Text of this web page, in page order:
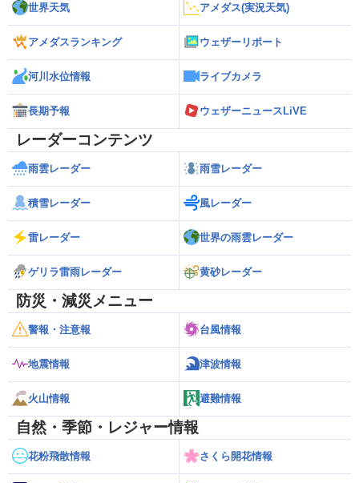
世界天気 アメダス(実況天気)
アメダスランキング ウェザーリポート
河川水位情報 ライブカメラ
長期予報 ウェザーニュースLiVE
レーダーコンテンツ
雨雲レーダー 雨雪レーダー
積雪レーダー 風レーダー
雷レーダー 世界の雨雲レーダー
ゲリラ雷雨レーダー 黄砂レーダー
防災・減災メニュー
警報・注意報 台風情報
地震情報 津波情報
火山情報 避難情報
自然・季節・レジャー情報
花粉飛散情報 さくら開花情報